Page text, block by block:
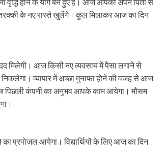
वृद्धि होने के योग बने हुए हैं। आज आपको अपने पिता से
के नए रास्ते खुलेंगे। कुल मिलाकर आज का दिन
मिलेगी। आज किसी नए व्यवसाय में पैसा लगाने से
व्यापार में अच्छा मुनाफा होने की वजह से आज
पिछली कंपनी का अनुभव आपके काम आयेगा। मौसम
प्रपोजल आयेगा। विद्यार्थियों के लिए आज का दिन